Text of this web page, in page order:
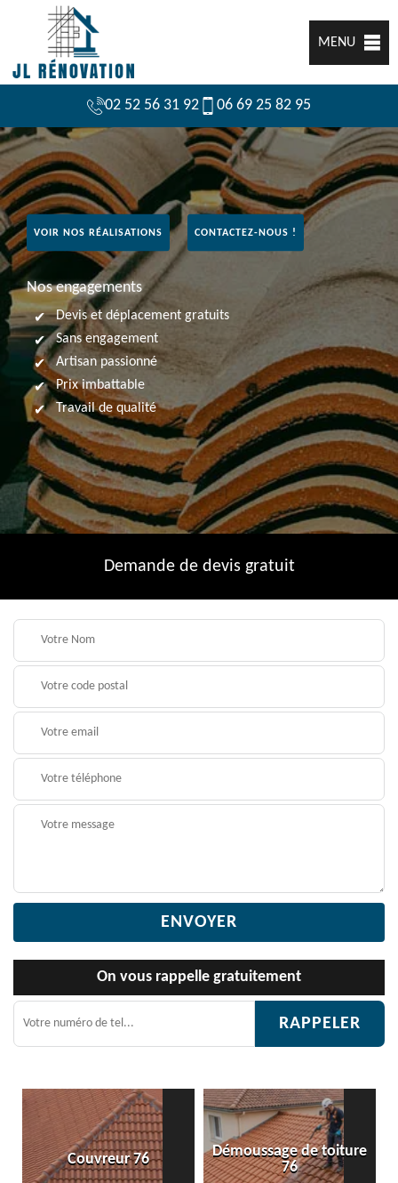
MENU
02 52 56 31 92 06 69 25 82 95
VOIR NOS RÉALISATIONS CONTACTEZ-NOUS !
Nos engagements
Devis et déplacement gratuits
Sans engagement
Artisan passionné
Prix imbattable
Travail de qualité
Demande de devis gratuit
On vous rappelle gratuitement
Démoussage de toiture
76
Etanchéité toiture